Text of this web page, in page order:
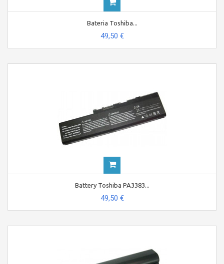
Bateria Toshiba...
49,50 €
Battery Toshiba PA3383...
49,50 €